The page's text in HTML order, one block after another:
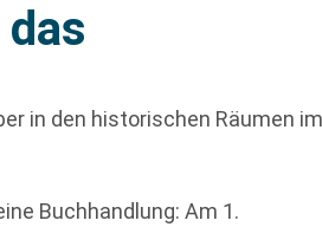
in den historischen Räumen im
Buchhandlung: Am 1.